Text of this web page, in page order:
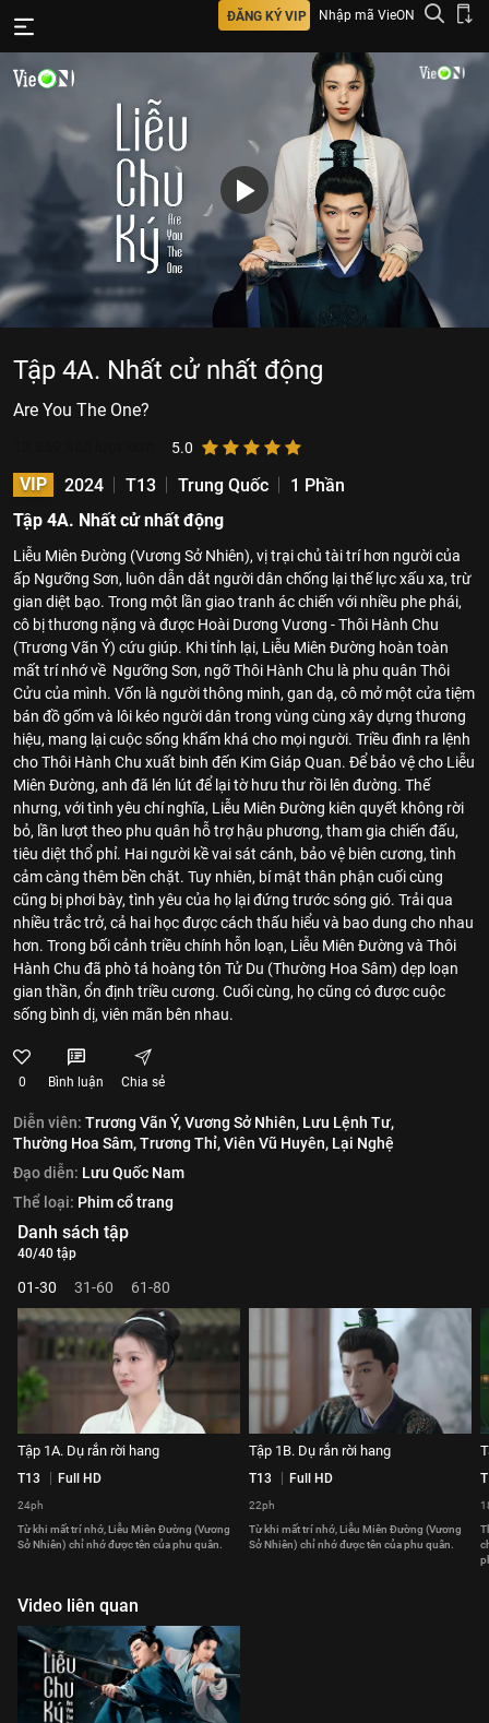
ĐĂNG KÝ VIP Nhập mã VieON
Tập 4A. Nhất cử nhất động
Are You The One?
5.0
VIP 2024 T13 Trung Quốc
1 Phần
Tập 4A. Nhất cử nhất động
Liễu Miên Đường (Vương Sở Nhiên), vị trại chủ tài trí hơn người của
ấp Ngưỡng Sơn, luôn dẫn dắt người dân chống lại thế lực xấu xa, trừ
gian diệt bạo. Trong một lần giao tranh ác chiến với nhiều phe phái,
cô bị thương nặng và được Hoài Dương Vương - Thôi Hành Chu
(Trương Vãn Ý) cứu giúp. Khi tỉnh lại, Liễu Miên Đường hoàn toàn
mất trí nhớ về Ngưỡng Sơn, ngỡ Thôi Hành Chu là phu quân Thôi
Cửu của mình. Vốn là người thông minh, gan dạ, cô mở một cửa tiệm
bán đồ gốm và lôi kéo người dân trong vùng cùng xây dựng thương
hiệu, mang lại cuộc sống khấm khá cho mọi người. Triều đình ra lệnh
cho Thôi Hành Chu xuất binh đến Kim Giáp Quan. Để bảo vệ cho Liễu
Miên Đường, anh đã lén lút để lại tờ hưu thư rồi lên đường. Thế
nhưng, với tình yêu chí nghĩa, Liễu Miên Đường kiên quyết không rời
bỏ, lần lượt theo phu quân hỗ trợ hậu phương, tham gia chiến đấu,
tiêu diệt thổ phỉ. Hai người kề vai sát cánh, bảo vệ biên cương, tình
cảm càng thêm bền chặt. Tuy nhiên, bí mật thân phận cuối cùng
cũng bị phơi bày, tình yêu của họ lại đứng trước sóng gió. Trải qua
nhiều trắc trở, cả hai học được cách thấu hiểu và bao dung cho nhau
hơn. Trong bối cảnh triều chính hỗn loạn, Liễu Miên Đường và Thôi
Hành Chu đã phò tá hoàng tôn Tử Du (Thường Hoa Sâm) dẹp loạn
gian thần, ổn định triều cương. Cuối cùng, họ cũng có được cuộc
sống bình dị, viên mãn bên nhau.
0 Bình luận Chia sẻ
Diễn viên: Trương Vãn Ý,Vương Sở Nhiên, Lưu Lệnh Tư,
Thường Hoa Sâm,Trương Thỉ,Viên Vũ Huyên, Lại Nghệ
Đạo diễn: Lưu Quốc Nam
Thể loại: Phim cổ trang
Danh sách tập
40/40 tập
01-30 31-60 61-80
Tập 1A. Dụ rắn rời hang
T13 Full HD
24ph
Từ khi mất trí nhớ, Liễu Miên Đường (Vương
Sở Nhiên) chỉ nhớ được tên của phu quân.
Tập 1B. Dụ rắn rời hang
T13 Full HD
22ph
Từ khi mất trí nhớ, Liễu Miên Đường (Vương
Sở Nhiên) chỉ nhớ được tên của phu quân.
Video liên quan